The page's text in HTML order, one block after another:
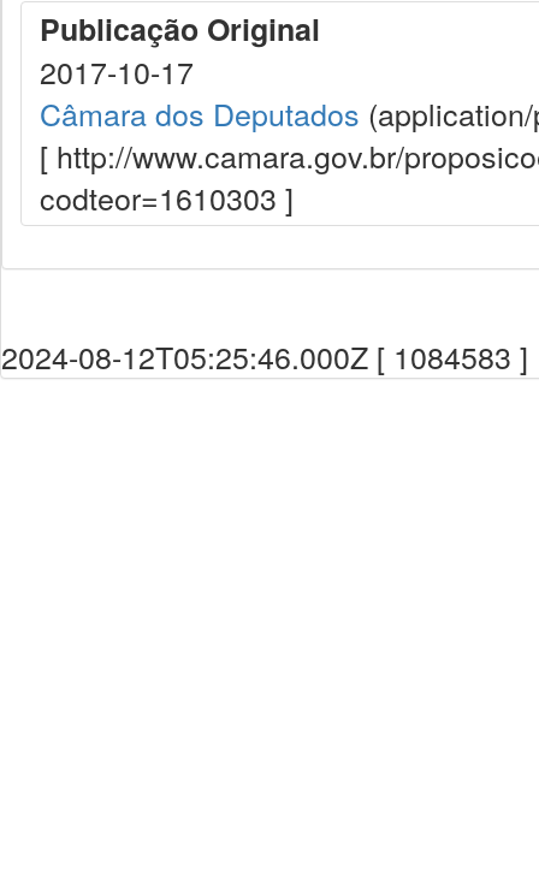
Publicação Original
2017-10-17
Câmara dos Deputados
[ http://www.camara.gov.br/
codteor=1610303 ]
2024-08-12T05:25:46.000Z [ 1084583 ]